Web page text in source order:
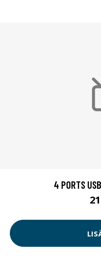
4 PORTS